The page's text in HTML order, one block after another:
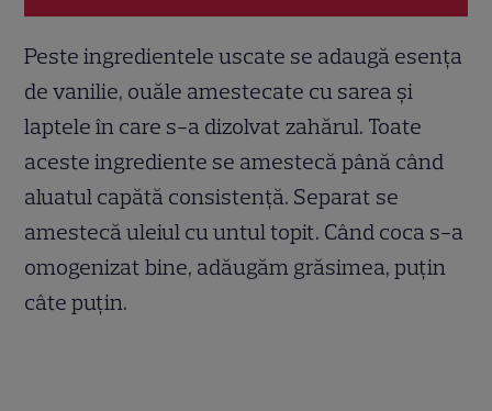
Peste ingredientele uscate se adaugă esența
de vanilie, ouăle amestecate cu sarea și
laptele în care s-a dizolvat zahărul. Toate
aceste ingrediente se amestecă până când
aluatul capătă consistență. Separat se
amestecă uleiul cu untul topit. Când coca s-a
omogenizat bine, adăugăm grăsimea, puțin
câte puțin.